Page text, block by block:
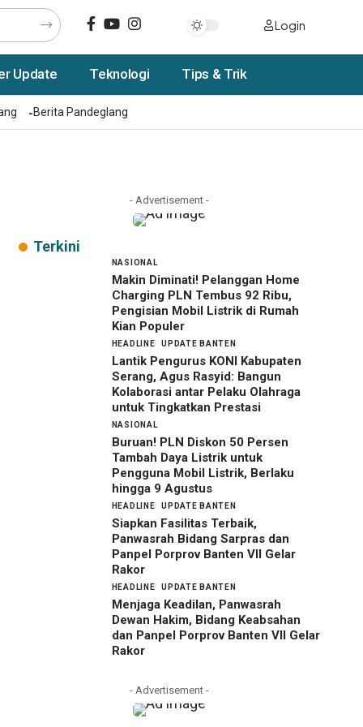
Login
Update Teknologi Tips & Trik
Berita Pandeglang
- Advertisement -
Terkini
NASIONAL
Makin Diminati! Pelanggan Home
Charging PLN Tembus 92 Ribu,
Pengisian Mobil Listrik di Rumah
Kian Populer
HEADLINE UPDATE BANTEN
Lantik Pengurus KONI Kabupaten
Serang, Agus Rasyid: Bangun
Kolaborasi antar Pelaku Olahraga
untuk Tingkatkan Prestasi
NASIONAL
Buruan! PLN Diskon 50 Persen
Tambah Daya Listrik untuk
Pengguna Mobil Listrik, Berlaku
hingga 9 Agustus
HEADLINE UPDATE BANTEN
Siapkan Fasilitas Terbaik,
Panwasrah Bidang Sarpras dan
Panpel Porprov Banten VII Gelar
Rakor
HEADLINE UPDATE BANTEN
Menjaga Keadilan, Panwasrah
Dewan Hakim, Bidang Keabsahan
dan Panpel Porprov Banten VII Gelar
Rakor
- Advertisement -